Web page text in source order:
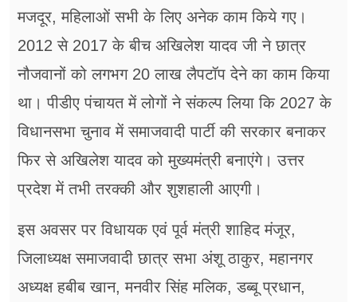
मजदूर, महिलाओं सभी के लिए अनेक काम किये गए।
2012 से 2017 के बीच अखिलेश यादव जी ने छात्र
नौजवानों को लगभग 20 लाख लैपटॉप देने का काम किया
था। पीडीए पंचायत में लोगों ने संकल्प लिया कि 2027 के
विधानसभा चुनाव में समाजवादी पार्टी की सरकार बनाकर
फिर से अखिलेश यादव को मुख्यमंत्री बनाएंगे। उत्तर
प्रदेश में तभी तरक्की और शुशहाली आएगी।
इस अवसर पर विधायक एवं पूर्व मंत्री शाहिद मंजूर,
जिलाध्यक्ष समाजवादी छात्र सभा अंशू ठाकुर, महानगर
अध्यक्ष हबीब खान, मनवीर सिंह मलिक, डब्बू प्रधान,